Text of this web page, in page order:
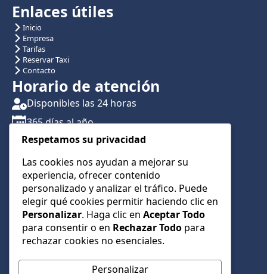
Enlaces útiles
Inicio
Empresa
Tarifas
Reservar Taxi
Contacto
Horario de atención
Disponibles las 24 horas
365 días al año
Traslados con reserva previa
Atención por teléfono y WhatsApp 24/7
CONTÁCTANOS
+34 622 01 23 74
+34 622 01 23 74
info@taxialmeria9.com
Respetamos su privacidad
Las cookies nos ayudan a mejorar su
experiencia, ofrecer contenido
personalizado y analizar el tráfico. Puede
elegir qué cookies permitir haciendo clic en
Personalizar. Haga clic en Aceptar Todo
para consentir o en Rechazar Todo para
rechazar cookies no esenciales.
Personalizar